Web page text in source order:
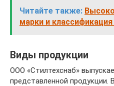
Читайте также:
марки и
Виды продукции
ООО «Стилтехснаб»
представленной продукции.